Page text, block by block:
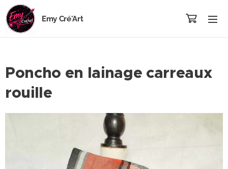
Emy Cré'Art
Poncho en lainage carreaux
rouille